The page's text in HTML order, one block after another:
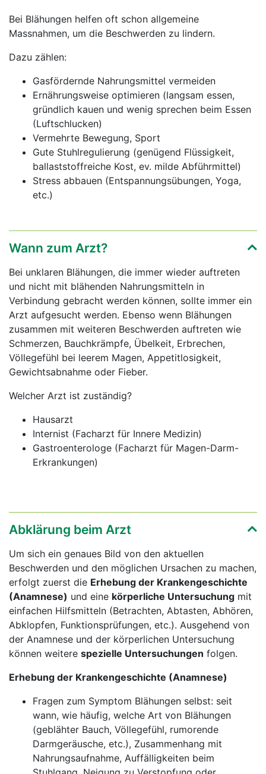
Bei Blähungen helfen oft schon allgemeine
Massnahmen, um die Beschwerden zu lindern.
Dazu zählen:
Gasfördernde Nahrungsmittel vermeiden
Ernährungsweise optimieren (langsam essen,
gründlich kauen und wenig sprechen beim Essen
(Luftschlucken)
Vermehrte Bewegung, Sport
Gute Stuhlregulierung (genügend Flüssigkeit,
ballaststoffreiche Kost, ev. milde Abführmittel)
Stress abbauen (Entspannungsübungen, Yoga,
etc.)
Wann zum Arzt?
Bei unklaren Blähungen, die immer wieder auftreten
und nicht mit blähenden Nahrungsmitteln in
Verbindung gebracht werden können, sollte immer ein
Arzt aufgesucht werden. Ebenso wenn Blähungen
zusammen mit weiteren Beschwerden auftreten wie
Schmerzen, Bauchkrämpfe, Übelkeit, Erbrechen,
Völlegefühl bei leerem Magen, Appetitlosigkeit,
Gewichtsabnahme oder Fieber.
Welcher Arzt ist zuständig?
Hausarzt
Internist (Facharzt für Innere Medizin)
Gastroenterologe (Facharzt für Magen-Darm-
Erkrankungen)
Abklärung beim Arzt
Um sich ein genaues Bild von den aktuellen
Beschwerden und den möglichen Ursachen zu machen,
erfolgt zuerst die Erhebung der Krankengeschichte
(Anamnese) und eine körperliche Untersuchung mit
einfachen Hilfsmitteln (Betrachten, Abtasten, Abhören,
Abklopfen, Funktionsprüfungen, etc.). Ausgehend von
der Anamnese und der körperlichen Untersuchung
können weitere spezielle Untersuchungen folgen.
Erhebung der Krankengeschichte (Anamnese)
Fragen zum Symptom Blähungen selbst: seit
wann, wie häufig, welche Art von Blähungen
(geblähter Bauch, Völlegefühl, rumorende
Darmgeräusche, etc.), Zusammenhang mit
Nahrungsaufnahme, Auffälligkeiten beim